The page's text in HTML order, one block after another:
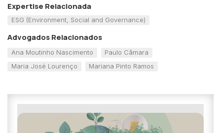
Expertise Relacionada
ESG (Environment, Social and Governance)
Advogados Relacionados
Ana Moutinho Nascimento
Paulo Câmara
Maria José Lourenço
Mariana Pinto Ramos